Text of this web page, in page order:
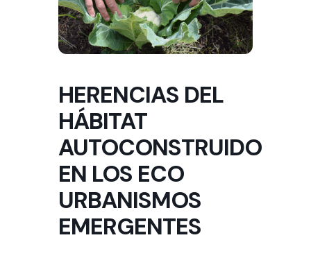
HERENCIAS DEL
HÁBITAT
AUTOCONSTRUIDO
EN LOS ECO
URBANISMOS
EMERGENTES